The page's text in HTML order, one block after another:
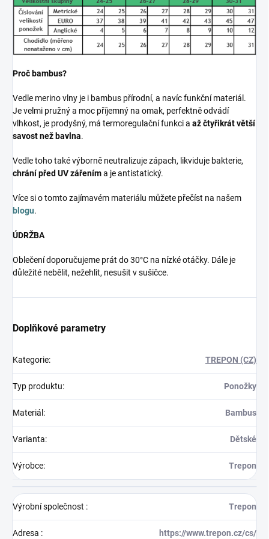
Proč bambus?
Vedle merino vlny je i bambus přírodní, a navíc funkční materiál.
Je velmi pružný a moc příjemný na omak, perfektně odvádí
vlhkost, je prodyšný, má termoregulační funkci a až čtyřikrát větší
savost než bavlna.
Vedle toho také výborně neutralizuje zápach, likviduje bakterie,
chrání před UV zářeníma je antistatický.
Více si o tomto zajímavém materiálu můžete přečíst na našem
blogu.
ÚDRŽBA
Oblečení doporučujeme prát do 30°C na nízké otáčky. Dále je
důležité nebělit, nežehlit, nesušit v sušičce.
Doplňkové parametry
Kategorie: TREPON (CZ)
Typ produktu: Ponožky
Materiál : Bambus
Varianta: Dětské
Výrobce: Trepon
Výrobní společnost : Trepon
Adresa : https://www.trepon.cz/cs/